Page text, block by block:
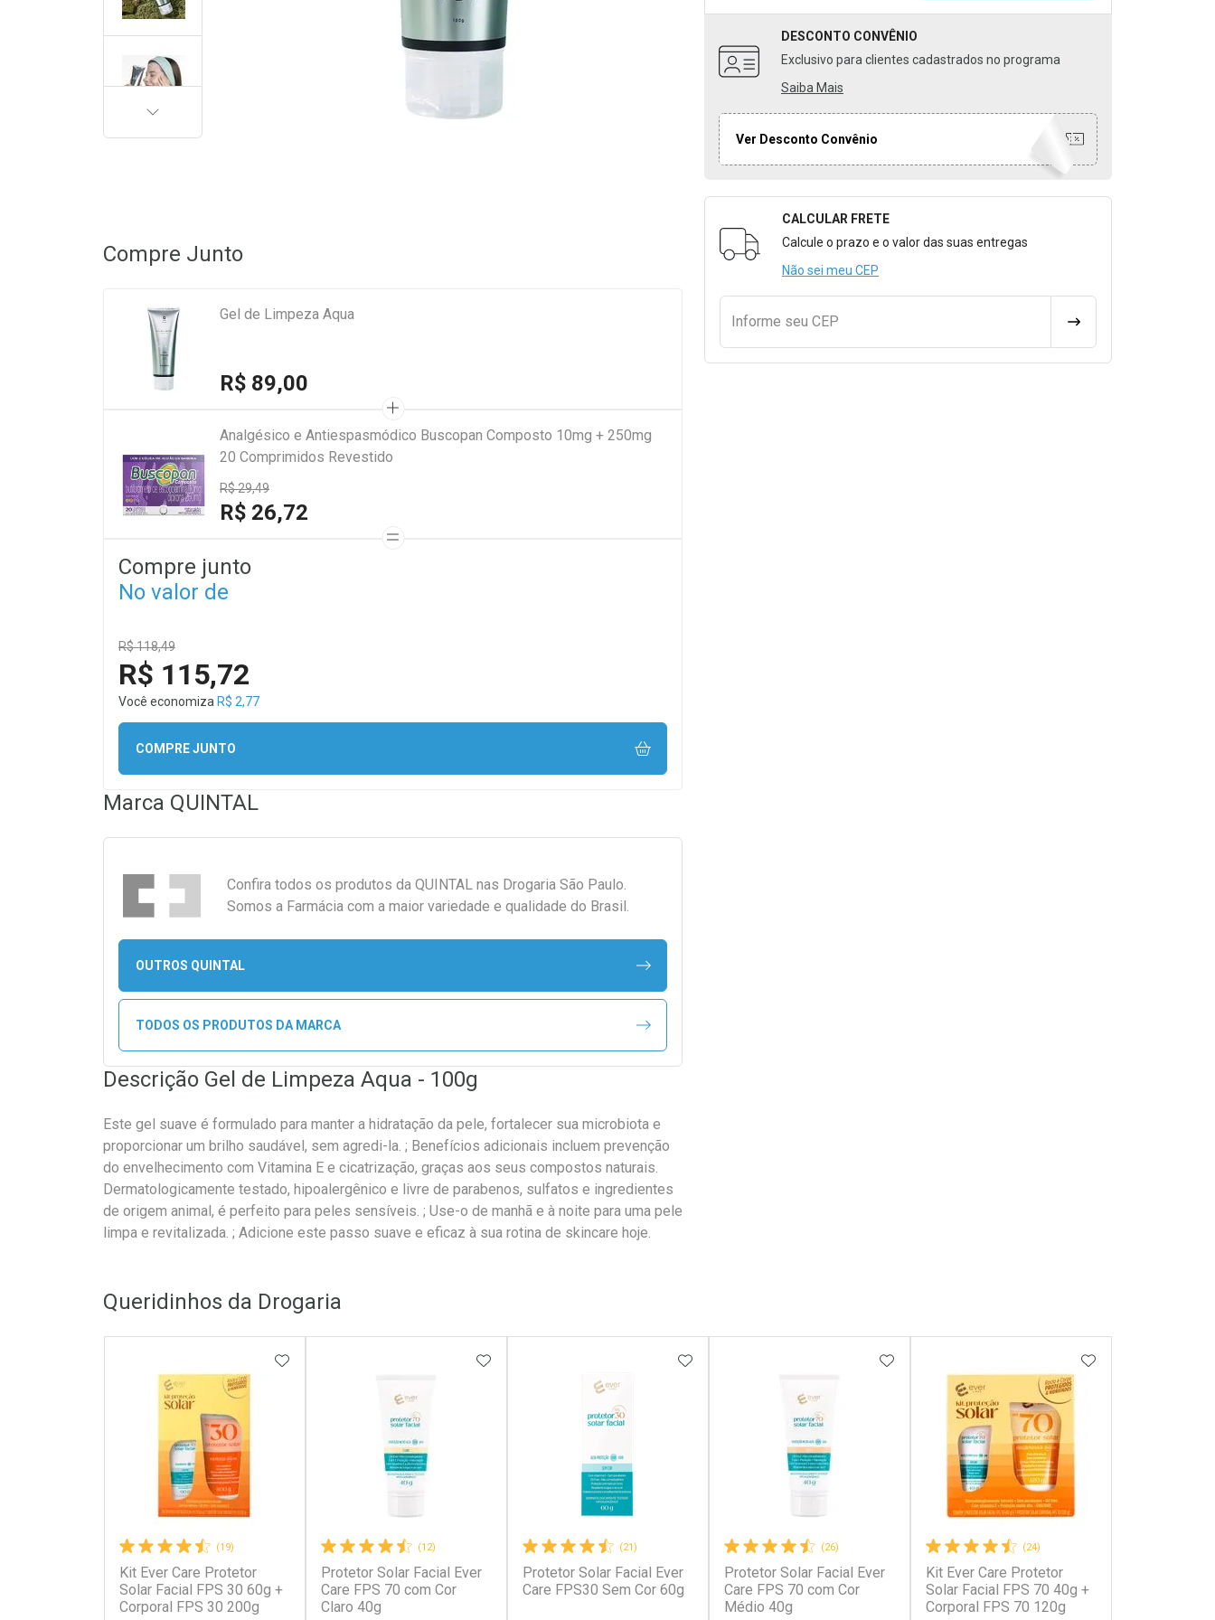
DESCONTO CONVÊNIO
Exclusivo para clientes cadastrados no programa
Saiba Mais
Ver Desconto Convênio
Formulário para Calcular o Frete
CALCULAR FRETE
Calcule o prazo e o valor das suas entregas
Não sei meu CEP
Informe seu CEP CALCULAR FRETE
PRÓXIMA
Compre Junto
Gel de Limpeza Aqua
R$ 89,00
Analgésico e Antiespasmódico Buscopan Composto 10mg + 250mg
20 Comprimidos Revestido
R$ 29,49
R$ 26,72
Compre junto
No valor de
R$ 118,49
R$ 115,72
Você economiza R$ 2,77
COMPRE JUNTO
Marca QUINTAL
Confira todos os produtos da QUINTAL nas Drogaria São Paulo.
Somos a Farmácia com a maior variedade e qualidade do Brasil.
OUTROS QUINTAL
TODOS OS PRODUTOS DA MARCA
Descrição Gel de Limpeza Aqua - 100g
Este gel suave é formulado para manter a hidratação da pele, fortalecer sua microbiota e
proporcionar um brilho saudável, sem agredi-la. ; Benefícios adicionais incluem prevenção
do envelhecimento com Vitamina E e cicatrização, graças aos seus compostos naturais.
Dermatologicamente testado, hipoalergênico e livre de parabenos, sulfatos e ingredientes
de origem animal, é perfeito para peles sensíveis. ; Use-o de manhã e à noite para uma pele
limpa e revitalizada. ; Adicione este passo suave e eficaz à sua rotina de skincare hoje.
Queridinhos da Drogaria
(19)
Kit Ever Care Protetor
Solar Facial FPS 30 60g +
Corporal FPS 30 200g
ADICIONAR AOS FAVORITOS
(12)
Protetor Solar Facial Ever
Care FPS 70 com Cor
Claro 40g
ADICIONAR AOS FAVORITOS
(21)
Protetor Solar Facial Ever
Care FPS30 Sem Cor 60g
ADICIONAR AOS FAVORITOS
(26)
Protetor Solar Facial Ever
Care FPS 70 com Cor
Médio 40g
ADICIONAR AOS FAVORITOS
(24)
Kit Ever Care Protetor
Solar Facial FPS 70 40g +
Corporal FPS 70 120g
ADICIONAR AOS